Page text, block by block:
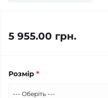
5 955.00 грн.
Розмір *